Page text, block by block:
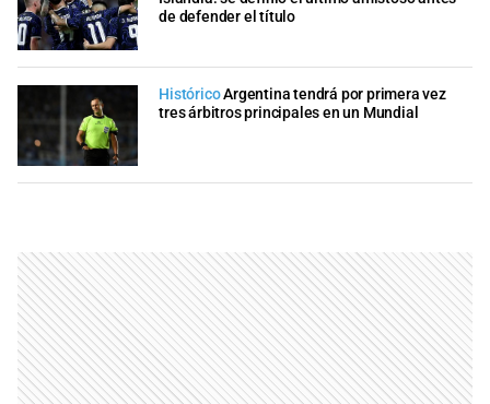
de defender el título
HistóricoArgentina tendrá por primera vez
tres árbitros principales en un Mundial